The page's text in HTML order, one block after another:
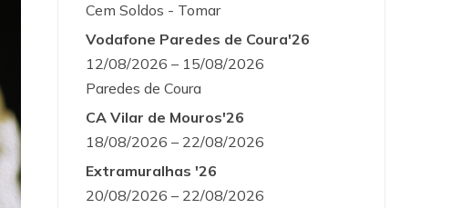
Cem Soldos - Tomar
Vodafone Paredes de Coura'26
12/08/2026 – 15/08/2026
Paredes de Coura
CA Vilar de Mouros'26
18/08/2026 – 22/08/2026
Extramuralhas '26
20/08/2026 – 22/08/2026